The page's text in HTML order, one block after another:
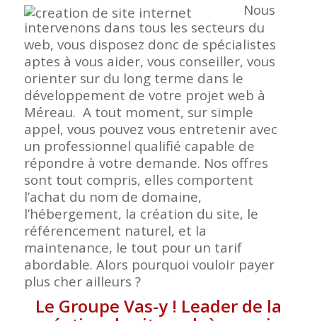
Nous
intervenons dans tous les secteurs du
web, vous disposez donc de spécialistes
aptes à vous aider, vous conseiller, vous
orienter sur du long terme dans le
développement de votre projet web à
Méreau. A tout moment, sur simple
appel, vous pouvez vous entretenir avec
un professionnel qualifié capable de
répondre à votre demande. Nos offres
sont tout compris, elles comportent
l’achat du nom de domaine,
l’hébergement, la création du site, le
référencement naturel, et la
maintenance, le tout pour un tarif
abordable. Alors pourquoi vouloir payer
plus cher ailleurs ?
Le Groupe Vas-y ! Leader de la